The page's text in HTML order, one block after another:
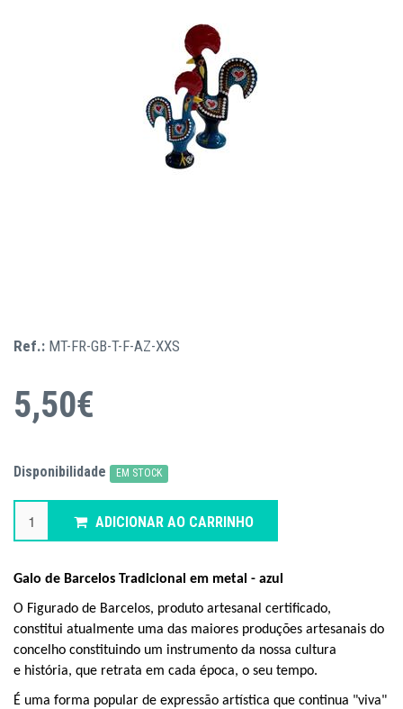
Ref.: MT-FR-GB-T-F-AZ-XXS
5,50€
Disponibilidade EM STOCK
ADICIONAR AO CARRINHO
Galo de Barcelos Tradicional em metal - azul
O Figurado de Barcelos, produto artesanal certificado,
constitui atualmente uma das maiores produções artesanais do
concelho constituindo um instrumento da nossa cultura
e história, que retrata em cada época, o seu tempo.
É uma forma popular de expressão artística que continua "viva"